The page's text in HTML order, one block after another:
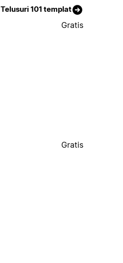
Telusuri 101 templat
Gratis
Gratis